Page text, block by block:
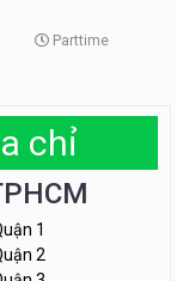
Parttime
chỉ
1
2